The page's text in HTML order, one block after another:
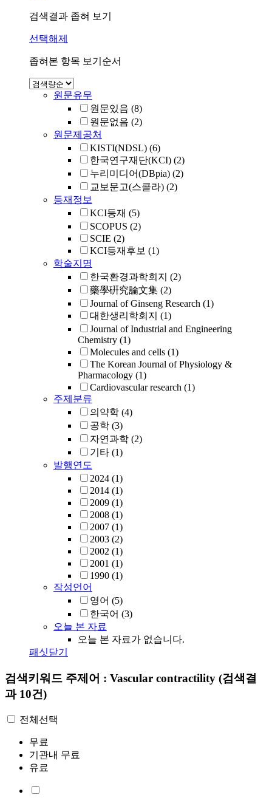
검색결과 좁혀 보기
선택해제
좁혀본 항목 보기순서
원문유무
원문있음 (8)
원문없음 (2)
원문제공처
KISTI(NDSL) (6)
한국연구재단(KCI) (2)
누리미디어(DBpia) (2)
교보문고(스콜라) (2)
등재정보
KCI등재 (5)
SCOPUS (2)
SCIE (2)
KCI등재후보 (1)
학술지명
한국환경과학회지 (2)
藥學硏究論文集 (2)
Journal of Ginseng Research (1)
대한생리학회지 (1)
Journal of Industrial and Engineering
Chemistry (1)
Molecules and cells (1)
The Korean Journal of Physiology &
Pharmacology (1)
Cardiovascular research (1)
주제분류
의약학 (4)
공학 (3)
자연과학 (2)
기타 (1)
발행연도
2024 (1)
2014 (1)
2009 (1)
2008 (1)
2007 (1)
2003 (2)
2002 (1)
2001 (1)
1990 (1)
작성언어
영어 (5)
한국어 (3)
오늘 본 자료
오늘 본 자료가 없습니다.
패싯닫기
검색키워드 주제어 : Vascular contractility (검색결
과 10건)
전체선택
무료
기관내 무료
유료